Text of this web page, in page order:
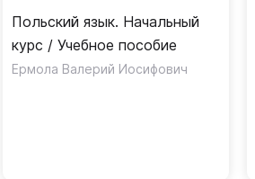
Польский язык. Начальный
курс / Учебное пособие
Ермола Валерий Иосифович